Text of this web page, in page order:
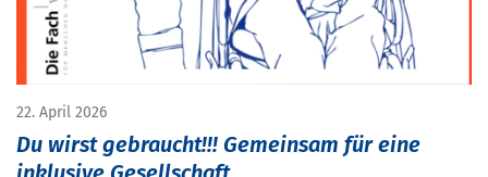
22. April 2026
Du wirst gebraucht!!! Gemeinsam für eine